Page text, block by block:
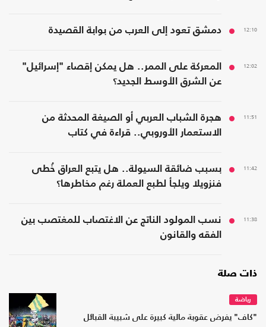
12:10 دمشق تعود إلى العرب من بوابة القصيدة
12:02
المعركة على الممر.. هل يمكن إقصاء "إسرائيل"
عن الشرق الأوسط الجديد؟
11:51
هجرة الشباب العربي أو الصيغة المحدثة من
الاستعمار الأوروبي.. قراءة في كتاب
11:42
بسبب ضائقة السيولة.. هل يتبع العراق خُطى
فنزويلا ويلجأ لطبع العملة رغم مخاطرها؟
11:38
نسب المولود الناتج عن الاغتصاب للمغتصب بين
الفقه والقانون
ذات صلة
رياضة
"كاف" يفرض عقوبة مالية كبيرة على شبيبة القبائل